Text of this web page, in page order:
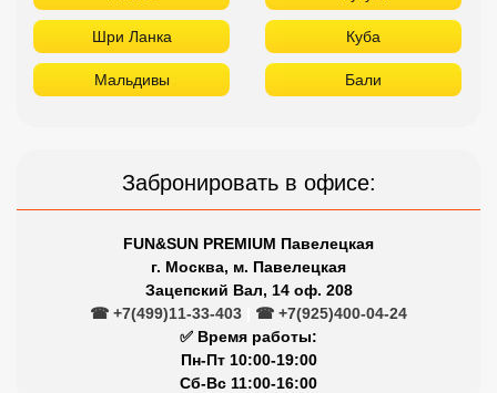
Шри Ланка Куба
Мальдивы Бали
Забронировать в офисе:
FUN&SUN PREMIUM Павелецкая
г. Москва, м. Павелецкая
Зацепский Вал, 14 оф. 208
☎ +7(499)11-33-403
☎ +7(925)400-04-24
✅ Время работы:
Пн-Пт 10:00-19:00
Сб-Вс 11:00-16:00